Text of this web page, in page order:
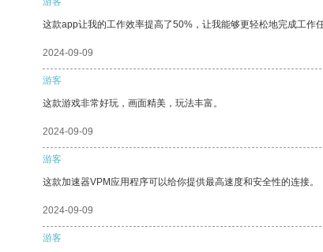
这款app让我的工作效率提高了50%，让我能够更轻松地完成工作
2024-09-09
游客
这款游戏非常好玩，画面精美，玩法丰富。
2024-09-09
游客
这款加速器VPM应用程序可以给你提供最高速度和安全性的连接。
2024-09-09
游客